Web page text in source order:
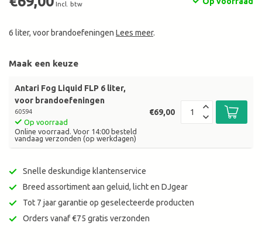
Incl. btw
6 liter, voor brandoefeningen Lees meer.
Maak een keuze
Antari Fog Liquid FLP 6 liter,
voor brandoefeningen
60594
Op voorraad
Online voorraad. Voor 14:00 besteld
vandaag verzonden (op werkdagen)
€69,00
Snelle deskundige klantenservice
Breed assortiment aan geluid, licht en DJgear
Tot 7 jaar garantie op geselecteerde producten
Orders vanaf €75 gratis verzonden